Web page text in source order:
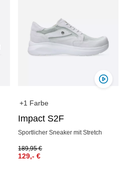
+1 Farbe
Impact S2F
Sportlicher Sneaker mit Stretch
189,95€
129,-€